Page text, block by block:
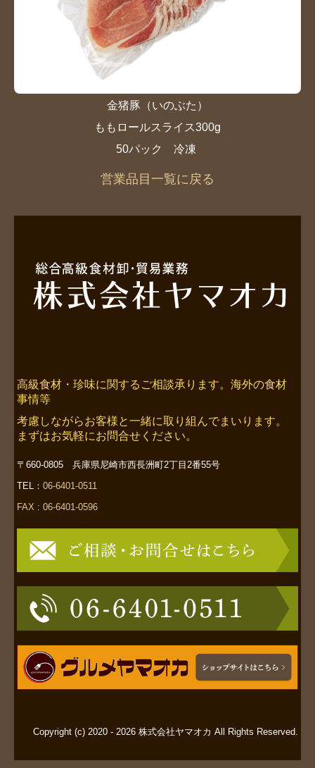
金猪豚（いのぶた）
ももロールスライス300g
50パック 冷凍
営業品目一覧に戻る
高級食材・珍味に関するご相談承ります。海外の食材
事情等
考慮しながらお客様と一緒に取り組んでまいります。
まずはお気軽にお問合せください。
〒660-0805 兵庫県尼崎市西長洲町2丁目2番55号
TEL：06-6401-0511
FAX : 06-6401-0596
Copyright (c) 2020 - 2026 株式会社ヤマオカ All Rights Reserved.